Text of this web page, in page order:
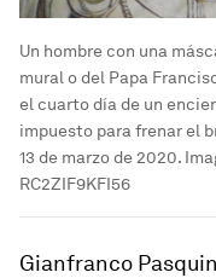
Un hombre con una
mural o del Papa
el cuarto día de un
impuesto para frenar el
13 de marzo de 2020.
RC2ZIF9KFI56
Gianfranco